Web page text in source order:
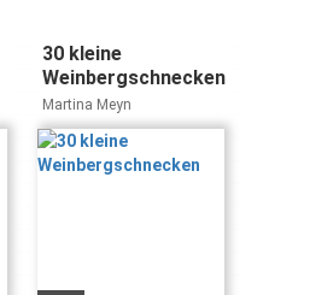
30 kleine
Weinbergschnecken
Martina Meyn